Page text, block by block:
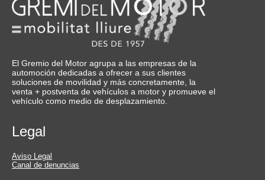
El Gremio del Motor agrupa a las empresas de la
automoción dedicadas a ofrecer a sus clientes
soluciones de movilidad y más concretamente, la
venta + postventa de vehículos a motor y promueve el
vehículo como medio de desplazamiento.
Legal
Aviso Legal
Canal de denuncias